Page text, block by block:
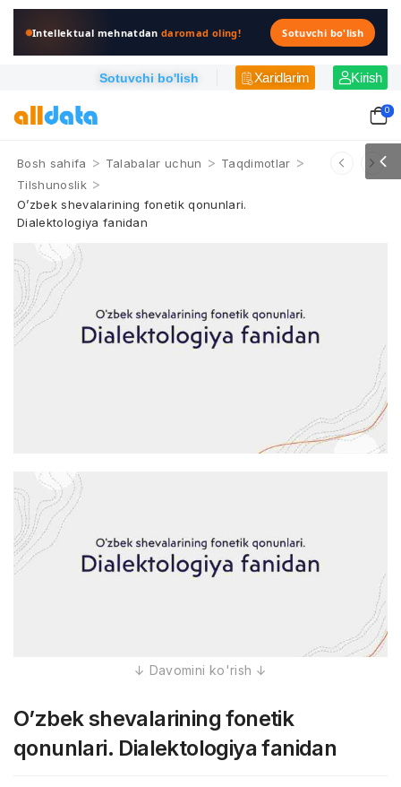
Intellektual mehnatdandaromad oling! Sotuvchi bo'lish
Sotuvchi bo'lish Xaridlarim Kirish
0
Bosh sahifa > Talabalar uchun > Taqdimotlar >
Tilshunoslik >
O’zbek shevalarining fonetik qonunlari.​
Dialektologiya fanidan
O’zbek shevalarining fonetik
qonunlari.​ Dialektologiya fanidan